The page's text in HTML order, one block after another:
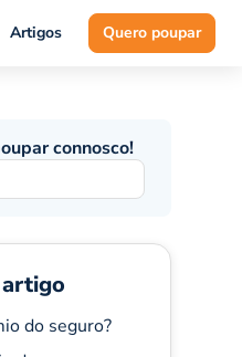
Artigos Quero poupar
connosco!
do seguro?